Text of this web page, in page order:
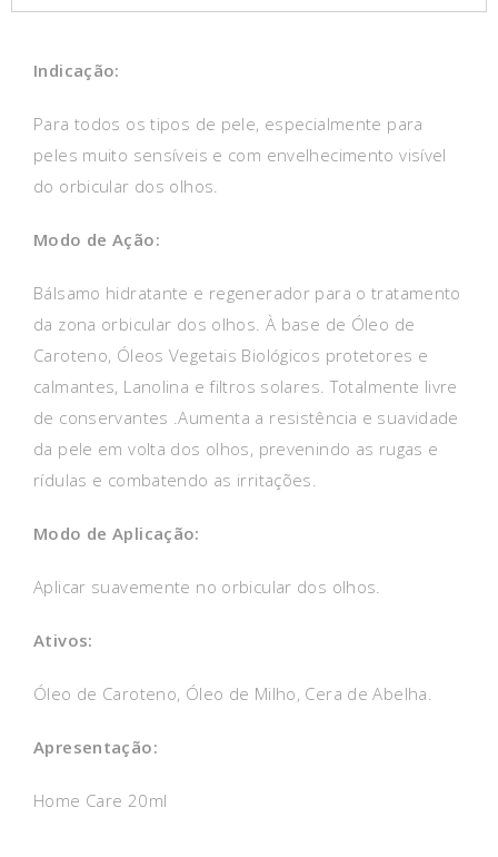
Indicação:
Para todos os tipos de pele, especialmente para
peles muito sensíveis e com envelhecimento visível
do orbicular dos olhos.
Modo de Ação:
Bálsamo hidratante e regenerador para o tratamento
da zona orbicular dos olhos. À base de Óleo de
Caroteno, Óleos Vegetais Biológicos protetores e
calmantes, Lanolina e filtros solares. Totalmente livre
de conservantes .Aumenta a resistência e suavidade
da pele em volta dos olhos, prevenindo as rugas e
rídulas e combatendo as irritações.
Modo de Aplicação:
Aplicar suavemente no orbicular dos olhos.
Ativos:
Óleo de Caroteno, Óleo de Milho, Cera de Abelha.
Apresentação:
Home Care 20ml